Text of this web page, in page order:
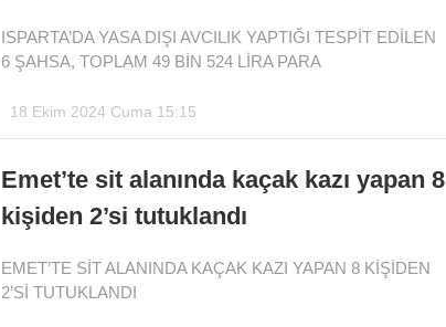
ISPARTA’DA YASA DIŞI AVCILIK YAPTIĞI TESPİT EDİLEN
6 ŞAHSA, TOPLAM 49 BİN 524 LİRA PARA
18 Ekim 2024 Cuma 15:15
Emet’te sit alanında kaçak kazı yapan 8
kişiden 2’si tutuklandı
EMET’TE SİT ALANINDA KAÇAK KAZI YAPAN 8 KİŞİDEN
2’Sİ TUTUKLANDI